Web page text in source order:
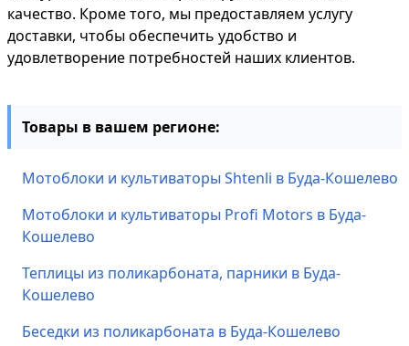
качество. Кроме того, мы предоставляем услугу
доставки, чтобы обеспечить удобство и
удовлетворение потребностей наших клиентов.
Товары в вашем регионе:
Мотоблоки и культиваторы Shtenli в Буда-Кошелево
Мотоблоки и культиваторы Profi Motors в Буда-
Кошелево
Теплицы из поликарбоната, парники в Буда-
Кошелево
Беседки из поликарбоната в Буда-Кошелево